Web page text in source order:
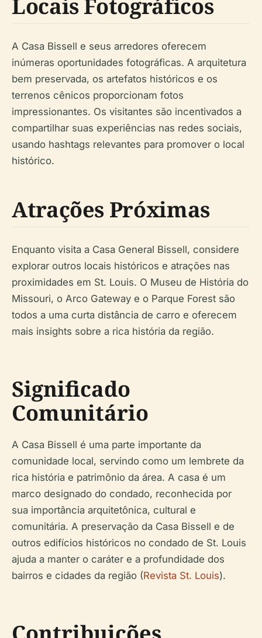
Locais Fotográficos
A Casa Bissell e seus arredores oferecem
inúmeras oportunidades fotográficas. A arquitetura
bem preservada, os artefatos históricos e os
terrenos cênicos proporcionam fotos
impressionantes. Os visitantes são incentivados a
compartilhar suas experiências nas redes sociais,
usando hashtags relevantes para promover o local
histórico.
Atrações Próximas
Enquanto visita a Casa General Bissell, considere
explorar outros locais históricos e atrações nas
proximidades em St. Louis. O Museu de História do
Missouri, o Arco Gateway e o Parque Forest são
todos a uma curta distância de carro e oferecem
mais insights sobre a rica história da região.
Significado
Comunitário
A Casa Bissell é uma parte importante da
comunidade local, servindo como um lembrete da
rica história e patrimônio da área. A casa é um
marco designado do condado, reconhecida por
sua importância arquitetônica, cultural e
comunitária. A preservação da Casa Bissell e de
outros edifícios históricos no condado de St. Louis
ajuda a manter o caráter e a profundidade dos
bairros e cidades da região (Revista St. Louis).